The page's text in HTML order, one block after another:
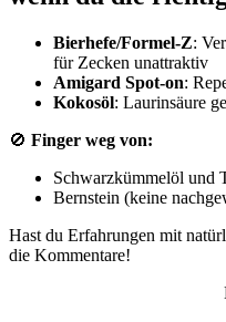
Bierhefe/Formel-Z:
für Zecken unattraktiv
Amigard Spot-on:
Kokosöl: Laurinsäure
🚫 Finger weg von:
Schwarzkümmelöl und
Bernstein (keine
Hast du Erfahrungen mit
die Kommentare!